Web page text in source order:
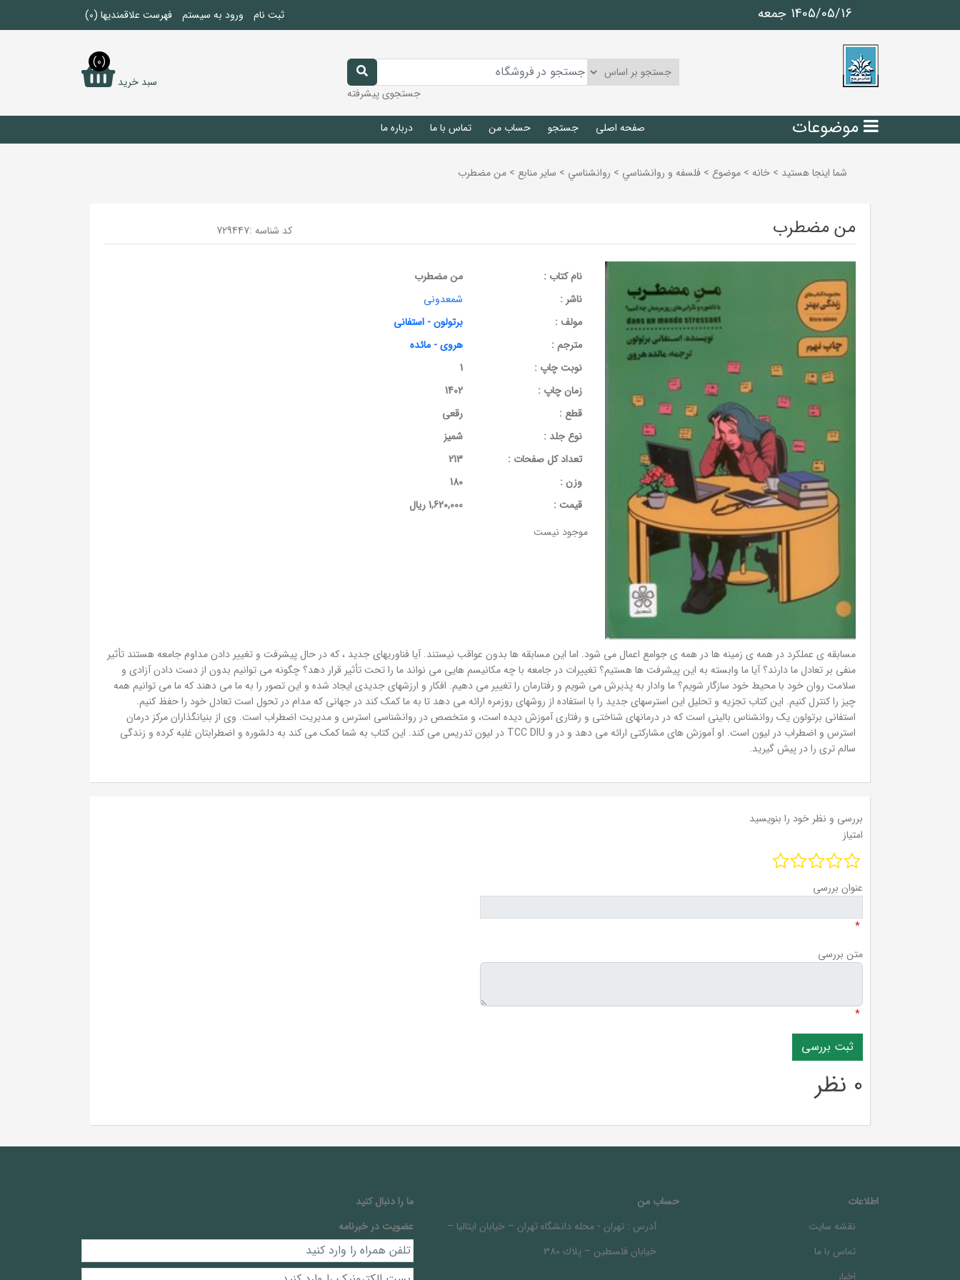
1405/05/16 جمعه ثبت نام ورود به سیستم فهرست علاقمندیها (0)
جستجوی پیشرفته
سبد خرید
(0)
موضوعات صفحه اصلی جستجو حساب من تماس با ما درباره ما
شما اینجا هستید > خانه > موضوع > فلسفه و روانشناسي > روانشناسي > ساير منابع > من مضطرب
من مضطرب کد شناسه :729447
نام کتاب :
من مضطرب
ناشر :
شمعدونی
مولف :
برتولون - استفانی
مترجم :
هروی - مائده
نوبت چاپ :
1
زمان چاپ :
1402
قطع :
رقعی
نوع جلد :
شمیز
تعداد کل صفحات :
213
وزن :
180
قيمت :
1,620,000 ریال
موجود نیست
مسابقه ی عملکرد در همه ی زمینه ها در همه ی جوامع اعمال می شود. اما این مسابقه ها بدون عواقب نیستند. آیا فناوریهای جدید ، که در حال پیشرفت و تغییر دادن مداوم جامعه هستند تأثیر
منفی بر تعادل ما دارند؟ آیا ما وابسته به این پیشرفت ها هستیم؟ تغییرات در جامعه با چه مکانیسم هایی می نواند ما را تحت تأثیر قرار دهد؟ چگونه می توانیم بدون از دست دادن آزادی و
سلامت روان خود با محیط خود سازگار شویم؟ ما وادار به پذیرش می شویم و رفتارمان را تغییر می دهیم. افکار و ارزشهای جدیدی ایجاد شده و این تصور را به ما می دهند که ما می توانیم همه
چیز را کنترل کنیم. این کتاب تجزیه و تحلیل این استرسهای جدید را با استفاده از روشهای روزمره ارائه می دهد تا به ما کمک کند در جهانی که مدام در تحول است تعادل خود را حفظ کنیم.
استفانی برتولون یک روانشناس بالینی است که در درمانهای شناختی و رفتاری آموزش دیده است، و متخصص در روانشناسی استرس و مدیریت اضطراب است. وی از بنیانگذاران مرکز درمان
استرس و اضطراب در لیون است. او آموزش های مشارکتی ارائه می دهد و در و TCC DIU در لیون تدریس می کند. این کتاب به شما کمک می کند به دلشوره و اضطرابتان غلبه کرده و زندگی
سالم تری را در پیش گیرید.
بررسی و نظر خود را بنویسید
امتیاز
عنوان بررسی
*
متن بررسی
*
0 نظر
اطلاعات
نقشه سایت
تماس با ما
اخبار
حساب من
آدرس : تهران - محله دانشگاه تهران – خيابان ايتاليا –
خيابان فلسطين – پلاك 380
ما را دنبال کنيد
عضویت در خبرنامه